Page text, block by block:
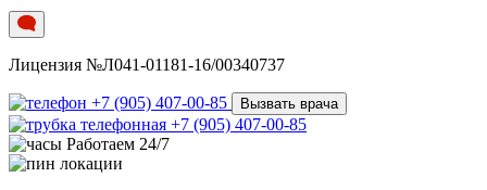
Лицензия №Л041-01181-16/00340737
+7 (905) 407-00-85 Вызвать врача
+7 (905) 407-00-85
Работаем 24/7